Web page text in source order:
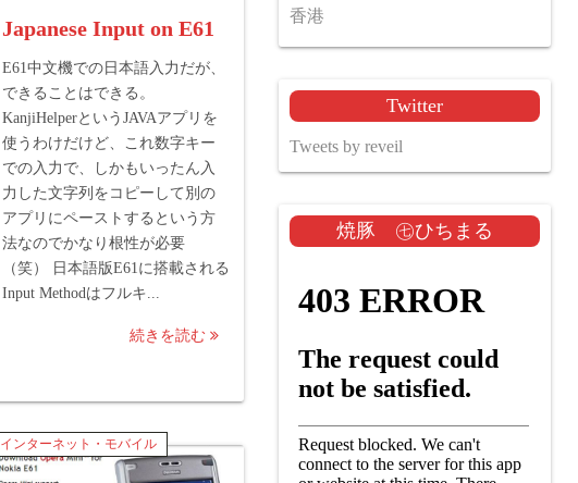
Japanese Input on E61
E61中文機での日本語入力だが、
できることはできる。
KanjiHelperというJAVAアプリを
使うわけだけど、これ数字キー
での入力で、しかもいったん入
力した文字列をコピーして別の
アプリにペーストするという方
法なのでかなり根性が必要
（笑） 日本語版E61に搭載される
Input Methodはフルキ...
続きを読む
インターネット・モバイル
香港
Twitter
Tweets by reveil
焼豚 ㊆ひちまる